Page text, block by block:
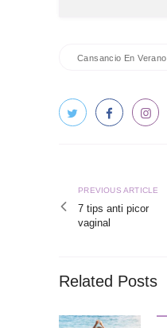
Cansancio En Verano
entradas
Previous
article
PREVIOUS ARTICLE
7 tips anti picor
vaginal
Related Posts